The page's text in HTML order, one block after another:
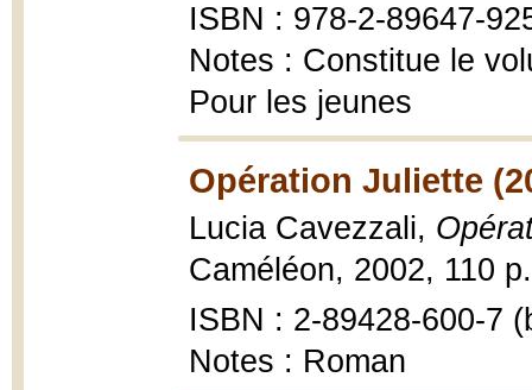
ISBN : 978-2-89647-
Notes : Constitue le
Pour les jeunes
Opération Juliette
Lucia Cavezzali,
Caméléon, 2002, 110
ISBN : 2-89428-600-7
Notes : Roman